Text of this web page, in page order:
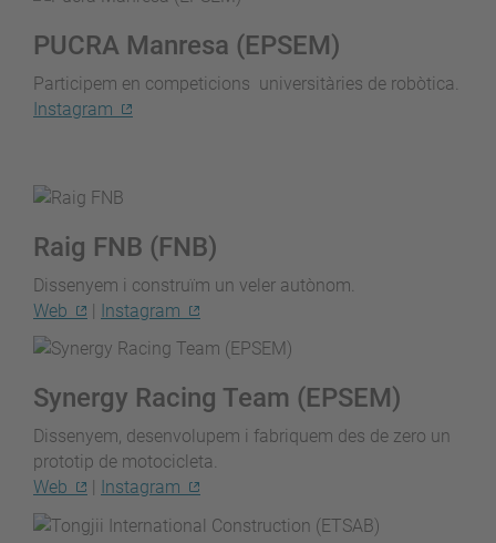
PUCRA Manresa (EPSEM)
Participem en competicions universitàries de robòtica.
Instagram
Raig FNB (FNB)
Dissenyem i construïm un veler autònom.
Web
| Instagram
Synergy Racing Team (EPSEM)
Dissenyem, desenvolupem i fabriquem des de zero un
prototip de motocicleta.
Web
Instagram